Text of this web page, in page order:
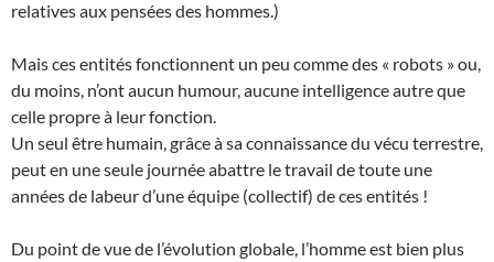
relatives aux pensées des hommes.)
Mais ces entités fonctionnent un peu comme des « robots » ou,
du moins, n’ont aucun humour, aucune intelligence autre que
celle propre à leur fonction.
Un seul être humain, grâce à sa connaissance du vécu terrestre,
peut en une seule journée abattre le travail de toute une
années de labeur d’une équipe (collectif) de ces entités !
Du point de vue de l’évolution globale, l’homme est bien plus